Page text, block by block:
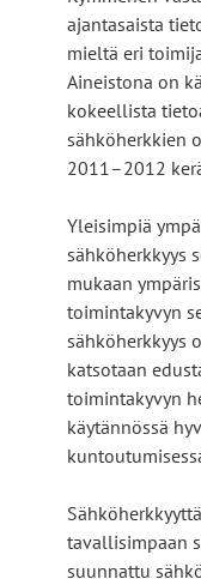
ajantasaista
mieltä eri
Aineistona on
kokeellista
sähköherkkien
2011–2012
Yleisimpiä
sähköherkkyys
mukaan
toimintakyvyn
sähköherkkyys
katsotaan
toimintakyvyn
käytännössä
tavallisimpaan
suunnattu